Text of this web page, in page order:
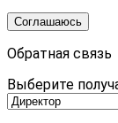
Соглашаюсь
Обратная связь
Выберите